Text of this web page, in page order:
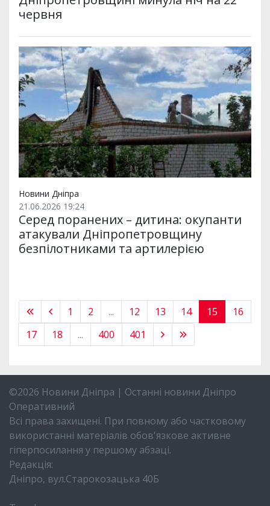
червня
Новини Дніпра
21.06.2026 19:24
Серед поранених – дитина: окупанти
атакували Дніпропетровщину
безпілотниками та артилерією
1 2 ... 12 13 14 15
16
17
18 ... 400 401
©2026 Новини Дніпра | Останні новини Дніпро
Оперативний
Всі права захищені. При повному або частковому
використанні матеріалів обов'язкове активне
гіперпосилання у першому абзаці.
Редакція:
Дніпро, вул.Старокозацька 40Б